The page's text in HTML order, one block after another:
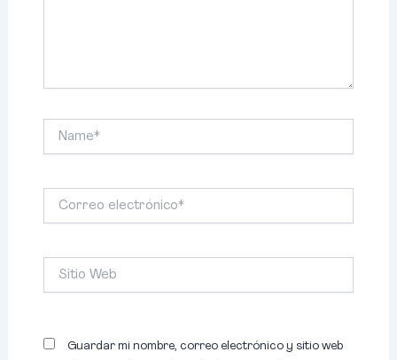
electrónico*
Web
Guardar mi nombre, correo electrónico y sitio web